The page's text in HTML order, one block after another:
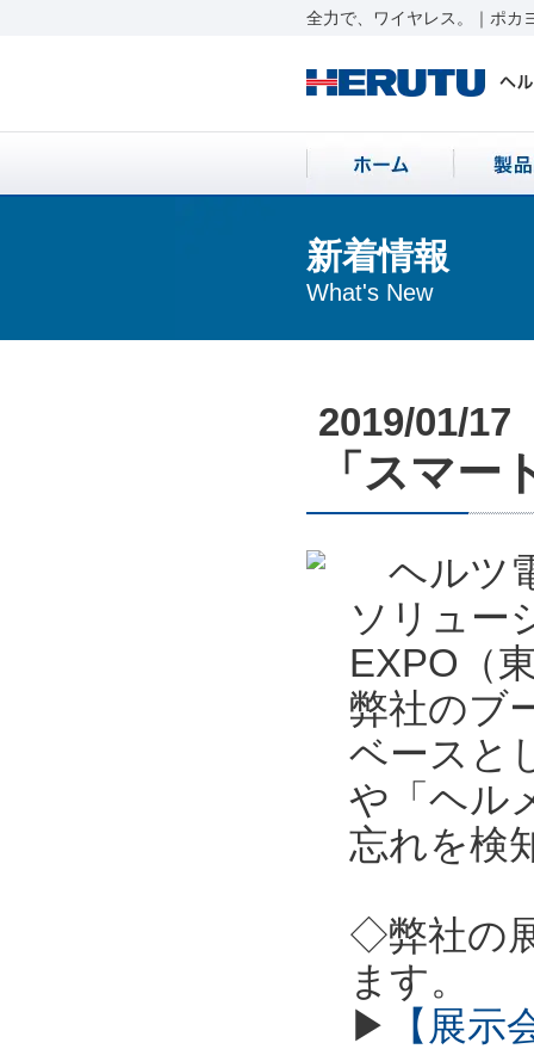
全力で、ワイヤレス。｜ポカ
新着情報
What's New
2019/01/17
「スマー
ヘルツ
ソリュー
EXPO（
弊社のブ
ベースと
や「ヘル
忘れを検
◇弊社の
ます。
▶
【展